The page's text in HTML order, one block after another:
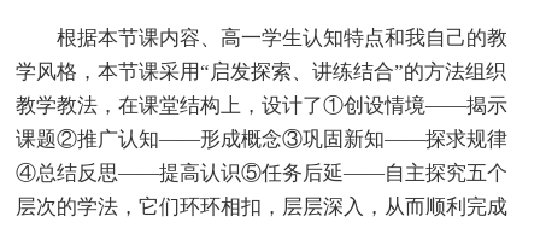
根据本节课内容、高一学生认知特点和我自己的教
学风格，本节课采用“启发探索、讲练结合”的方法组织
教学教法，在课堂结构上，设计了①创设情境——揭示
课题②推广认知——形成概念③巩固新知——探求规律
④总结反思——提高认识⑤任务后延——自主探究五个
层次的学法，它们环环相扣，层层深入，从而顺利完成